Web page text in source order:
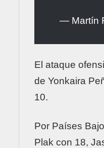
— Martín
El ataque
de Yonkaira
10.
Por Países
Plak con 18,